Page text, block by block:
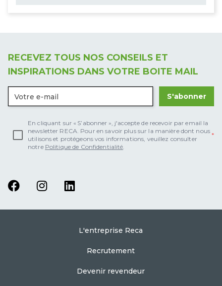
RECEVEZ TOUS NOS CONSEILS ET
INSPIRATIONS DANS VOTRE BOITE MAIL
S'abonner
En cliquant sur « S’abonner », j'accepte de recevoir par email la
newsletter RECA. Pour en savoir plus sur la manière dont nous
utilisons et protégeons vos informations, veuillez consulter
notre Politique de Confidentialité.
L'entreprise Reca
Recrutement
Devenir revendeur